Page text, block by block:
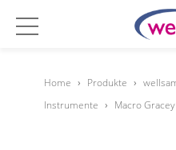
Home › Produkte ›
Instrumente › Macro